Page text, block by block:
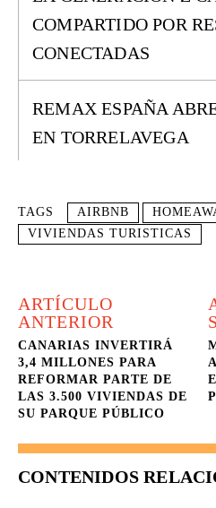
COMPARTIDO POR
CONECTADAS
REMAX ESPAÑA
EN TORRELAVEGA
TAGS AIRBNB
VIVIENDAS TURISTICAS
ARTÍCULO
ANTERIOR
CANARIAS INVERTIRÁ
3,4 MILLONES PARA
REFORMAR PARTE DE
LAS 3.500 VIVIENDAS DE
SU PARQUE PÚBLICO
CONTENIDOS